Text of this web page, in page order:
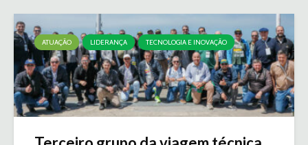
ATUAÇÃO LIDERANÇA TECNOLOGIA E INOVAÇÃO